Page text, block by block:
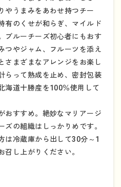
やうまみをあわせ持つチー
有のくせが和らぎ、マイルド
ブルーチーズ初心者にもおす
つやジャム、フルーツを添え
さまざまなアレンジをお楽し
らって熟成を止め、密封包装
海道十勝産を100％使用して
おすすめ。絶妙なマリアージ
ズの組織はしっかりめです。
は冷蔵庫から出して30分～1
召し上がりください。